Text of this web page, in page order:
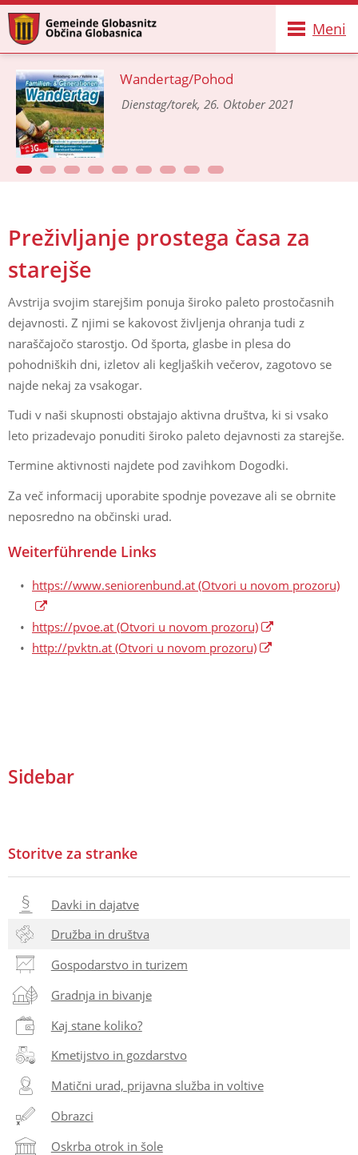
Meni
Wandertag/Pohod
Dienstag/torek, 26. Oktober 2021
Preživljanje prostega časa za
starejše
Avstrija svojim starejšim ponuja široko paleto prostočasnih
dejavnosti. Z njimi se kakovost življenja ohranja tudi z
naraščajočo starostjo. Od športa, glasbe in plesa do
pohodniških dni, izletov ali kegljaških večerov, zagotovo se
najde nekaj za vsakogar.
Tudi v naši skupnosti obstajajo aktivna društva, ki si vsako
leto prizadevajo ponuditi široko paleto dejavnosti za starejše.
Termine aktivnosti najdete pod zavihkom Dogodki.
Za več informacij uporabite spodnje povezave ali se obrnite
neposredno na občinski urad.
Weiterführende Links
https://www.seniorenbund.at (Otvori u novom prozoru)
https://pvoe.at (Otvori u novom prozoru)
http://pvktn.at (Otvori u novom prozoru)
Sidebar
Storitve za stranke
Davki in dajatve
Družba in društva
Gospodarstvo in turizem
Gradnja in bivanje
Kaj stane koliko?
Kmetijstvo in gozdarstvo
Matični urad, prijavna služba in voltive
Obrazci
Oskrba otrok in šole